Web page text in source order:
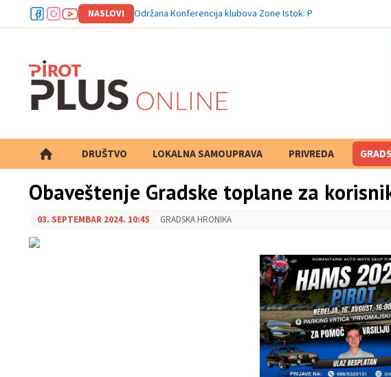
NASLOVI Op
DRUŠTVO LOKALNA SAMOUPRAVA PRIVREDA
PRETRAGA
Obaveštenje Gradske toplane za
03. SEPTEMBAR 2024. 10:45 GRADSKA HRONIKA